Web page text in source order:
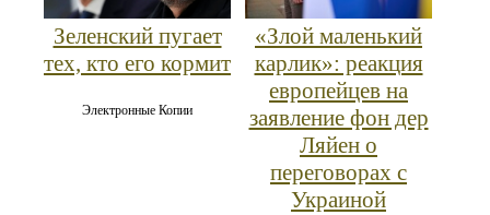
Зеленский пугает
тех, кто его кормит
Электронные Копии
«Злой маленький
карлик»: реакция
европейцев на
заявление фон дер
Ляйен о
переговорах с
Украиной